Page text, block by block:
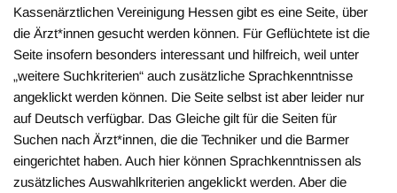
Kassenärztlichen Vereinigung Hessen gibt es eine Seite, über
die Ärzt*innen gesucht werden können. Für Geflüchtete ist die
Seite insofern besonders interessant und hilfreich, weil unter
„weitere Suchkriterien“ auch zusätzliche Sprachkenntnisse
angeklickt werden können. Die Seite selbst ist aber leider nur
auf Deutsch verfügbar. Das Gleiche gilt für die Seiten für
Suchen nach Ärzt*innen, die die Techniker und die Barmer
eingerichtet haben. Auch hier können Sprachkenntnissen als
zusätzliches Auswahlkriterien angeklickt werden. Aber die